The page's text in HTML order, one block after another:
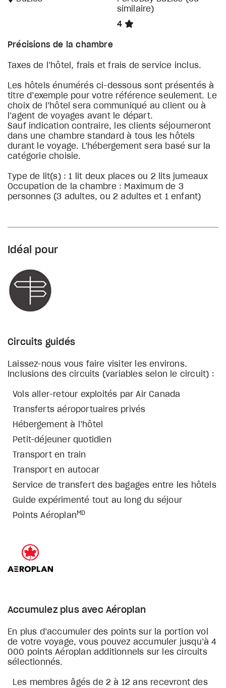
similaire)
4
Précisions de la chambre
Taxes de l’hôtel, frais et frais de service inclus.
Les hôtels énumérés ci-dessous sont présentés à
titre d’exemple pour votre référence seulement. Le
choix de l’hôtel sera communiqué au client ou à
l’agent de voyages avant le départ.
Sauf indication contraire, les clients séjourneront
dans une chambre standard à tous les hôtels
durant le voyage. L’hébergement sera basé sur la
catégorie choisie.
Type de lit(s) : 1 lit deux places ou 2 lits jumeaux
Occupation de la chambre : Maximum de 3
personnes (3 adultes, ou 2 adultes et 1 enfant)
Idéal pour
Circuits guidés
Laissez-nous vous faire visiter les environs.
Inclusions des circuits (variables selon le circuit) :
Vols aller-retour exploités par Air Canada
Transferts aéroportuaires privés
Hébergement à l’hôtel
Petit-déjeuner quotidien
Transport en train
Transport en autocar
Service de transfert des bagages entre les hôtels
Guide expérimenté tout au long du séjour
Points Aéroplan MD
Accumulez plus avec Aéroplan
En plus d’accumuler des points sur la portion vol
de votre voyage, vous pouvez accumuler jusqu’à 4
000 points Aéroplan additionnels sur les circuits
sélectionnés.
Les membres âgés de 2 à 12 ans recevront des